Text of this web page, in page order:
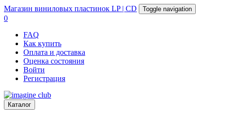
Магазин виниловых пластинок LP | CD Toggle navigation
0
FAQ
Как купить
Оплата и доставка
Оценка состояния
Войти
Регистрация
Каталог